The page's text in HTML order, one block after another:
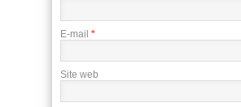
E-mail *
Site web